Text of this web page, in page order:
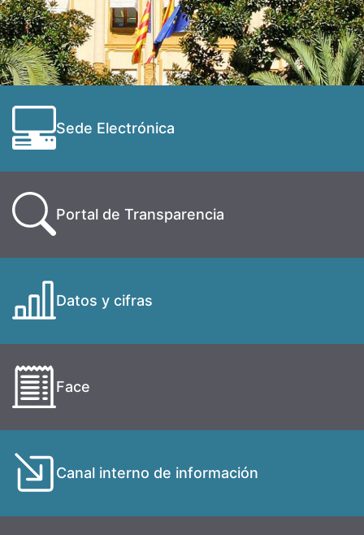
Sede Electrónica
Portal de Transparencia
Datos y cifras
Face
Canal interno de información